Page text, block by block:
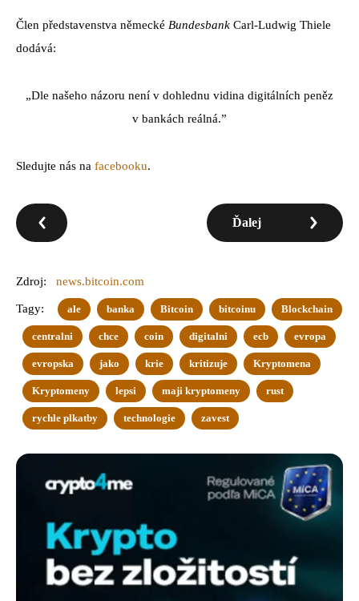
Člen představenstva německé Bundesbank Carl-Ludwig Thiele
dodává:
„Dle našeho názoru není v dohlednu vidina digitálních peněz
v bankách reálná.”
Sledujte nás na facebooku.
Ďalej
Zdroj: news.bitcoin.com
Tagy: ale banka Bitcoin bitcoinu Blockchain
centralni chce coin digitalni ecb evropa
evropska jako krie kritizuje Kryptomena
Kryptomeny lepsi maji kryptomeny rust
rychle plkatby technologie zavest